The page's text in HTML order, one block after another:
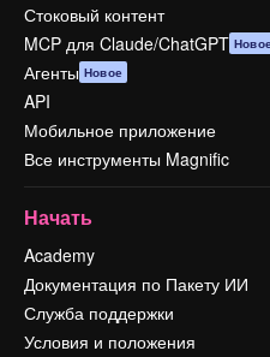
Стоковый контент
MCP для Claude/ChatGPT
Агенты Новое
API
Мобильное приложение
Все инструменты Magnific
Начать
Academy
Документация по Пакету ИИ
Служба поддержки
Условия и положения